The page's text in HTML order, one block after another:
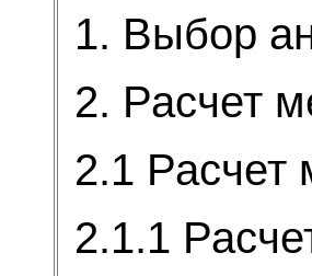
1. Выбор
2. Расчет
2.1 Расчет
2.1.1